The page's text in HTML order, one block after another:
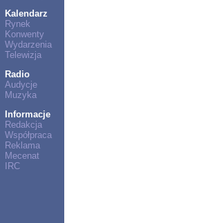
Kalendarz
Rynek
Konwenty
Wydarzenia
Telewizja
Radio
Audycje
Muzyka
Informacje
Redakcja
Współpraca
Reklama
Mecenat
IRC